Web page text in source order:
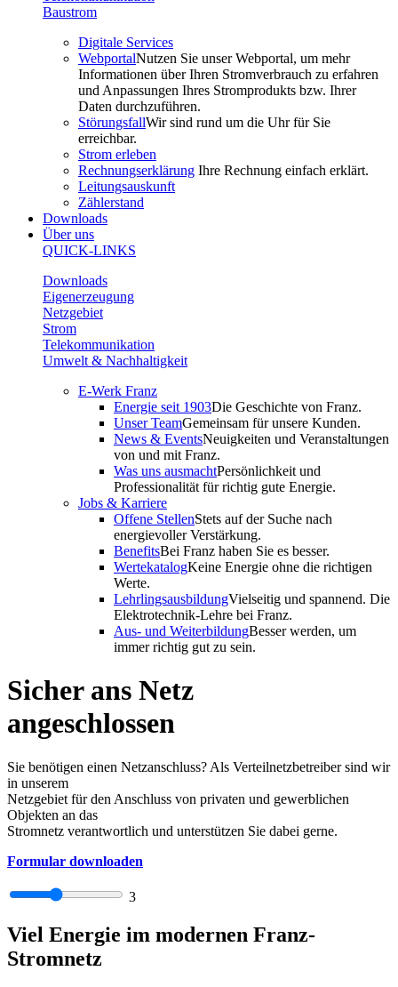
Baustrom
Digitale Services
WebportalNutzen Sie unser Webportal, um mehr
Informationen über Ihren Stromverbrauch zu erfahren
und Anpassungen Ihres Stromprodukts bzw. Ihrer
Daten durchzuführen.
StörungsfallWir sind rund um die Uhr für Sie
erreichbar.
Strom erleben
Rechnungserklärung Ihre Rechnung einfach erklärt.
Leitungsauskunft
Zählerstand
Downloads
Über uns
QUICK-LINKS
Downloads
Eigenerzeugung
Netzgebiet
Strom
Telekommunikation
Umwelt & Nachhaltigkeit
E-Werk Franz
Energie seit 1903Die Geschichte von Franz.
Unser TeamGemeinsam für unsere Kunden.
News & EventsNeuigkeiten und Veranstaltungen
von und mit Franz.
Was uns ausmachtPersönlichkeit und
Professionalität für richtig gute Energie.
Jobs & Karriere
Offene StellenStets auf der Suche nach
energievoller Verstärkung.
BenefitsBei Franz haben Sie es besser.
WertekatalogKeine Energie ohne die richtigen
Werte.
LehrlingsausbildungVielseitig und spannend. Die
Elektrotechnik-Lehre bei Franz.
Aus- und WeiterbildungBesser werden, um
immer richtig gut zu sein.
Sicher ans Netz
angeschlossen
Sie benötigen einen Netzanschluss? Als Verteilnetzbetreiber sind wir
in unserem
Netzgebiet für den Anschluss von privaten und gewerblichen
Objekten an das
Stromnetz verantwortlich und unterstützen Sie dabei gerne.
Formular downloaden
3
Viel Energie im modernen Franz-
Stromnetz